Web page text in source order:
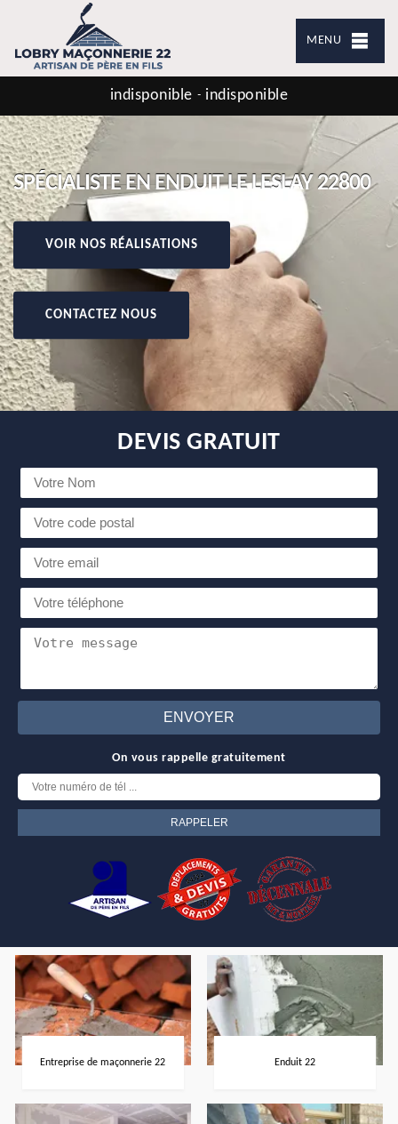
MENU
indisponible - indisponible
SPÉCIALISTE EN ENDUIT LE LESLAY 22800
VOIR NOS RÉALISATIONS
CONTACTEZ NOUS
DEVIS GRATUIT
On vous rappelle gratuitement
Entreprise de maçonnerie 22 Enduit 22